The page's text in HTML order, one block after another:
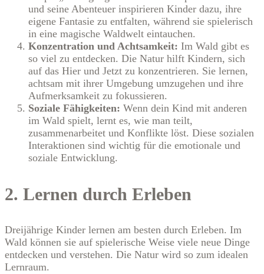
und seine Abenteuer inspirieren Kinder dazu, ihre
eigene Fantasie zu entfalten, während sie spielerisch
in eine magische Waldwelt eintauchen.
Konzentration und Achtsamkeit: Im Wald gibt es
so viel zu entdecken. Die Natur hilft Kindern, sich
auf das Hier und Jetzt zu konzentrieren. Sie lernen,
achtsam mit ihrer Umgebung umzugehen und ihre
Aufmerksamkeit zu fokussieren.
Soziale Fähigkeiten: Wenn dein Kind mit anderen
im Wald spielt, lernt es, wie man teilt,
zusammenarbeitet und Konflikte löst. Diese sozialen
Interaktionen sind wichtig für die emotionale und
soziale Entwicklung.
2. Lernen durch Erleben
Dreijährige Kinder lernen am besten durch Erleben. Im
Wald können sie auf spielerische Weise viele neue Dinge
entdecken und verstehen. Die Natur wird so zum idealen
Lernraum.